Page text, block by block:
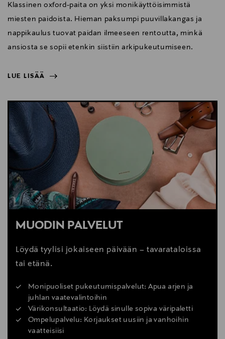
Klassinen oxford-paita on yksi monikäyttöisimmistä
miesten paidoista. Hieman paksumpi puuvillakangas ja
nappikaulus tuovat paidan ilmeeseen rentoutta, minkä
ansiosta se sopii etenkin siistiin arkipukeutumiseen.
LUE LISÄÄ
LUE LISÄÄ
MUODIN PALVELUT
Löydä tyylisi jokaiseen päivään – tavarataloissa
tai etänä.
Monipuoliset pukeutumispalvelut: Apua arjen ja
juhlan vaatevalintoihin
Värikonsultaatio: Löydä sinulle sopiva väripaletti
Ompelupalvelu: Korjaukset uusiin ja vanhoihin
vaatteisiisi